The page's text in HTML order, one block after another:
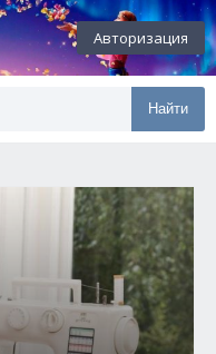
Авторизация
Найти